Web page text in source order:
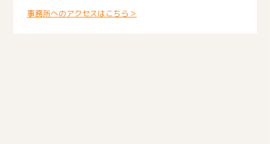
事務所へのアクセスはこちら＞